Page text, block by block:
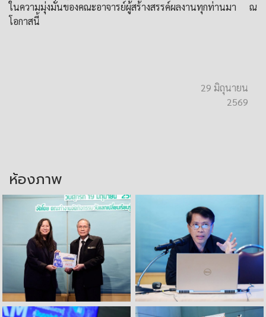
ในความมุ่งมั่นของคณะอาจารย์ผู้สร้างสรรค์ผลงานทุกท่านมา ณ
โอกาสนี้
29 มิถุนายน
2569
ห้องภาพ